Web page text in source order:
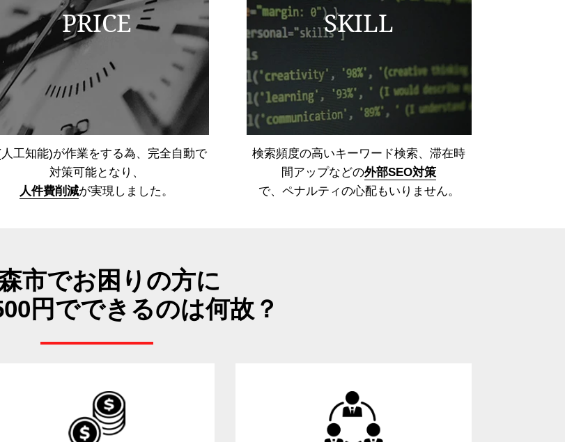
PRICE
工知能)が作業をする為、 完全自動で
対策可能となり、
人件費削減が実現しました。
SKILL
検索頻度の高いキーワード検索、滞在時
間アップなどの外部SEO対策
で、ペナルティの心配もいりません。
市でお困りの方に
円でできるのは何故？